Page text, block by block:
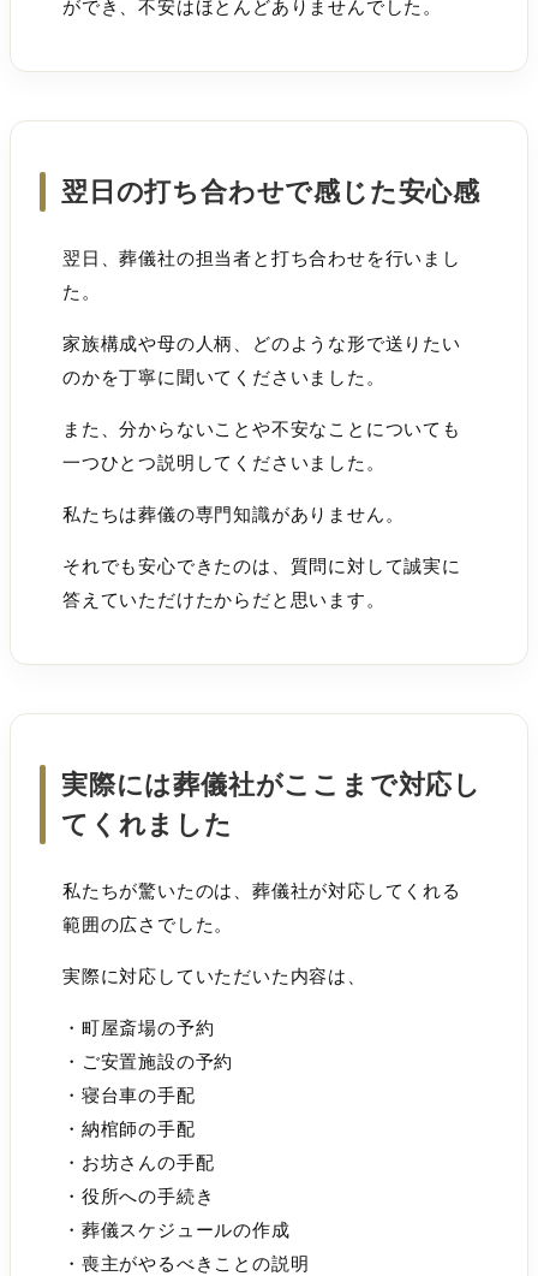
ができ、不安はほとんどありませんでした。
翌日の打ち合わせで感じた安心感
翌日、葬儀社の担当者と打ち合わせを行いまし
た。
家族構成や母の人柄、どのような形で送りたい
のかを丁寧に聞いてくださいました。
また、分からないことや不安なことについても
一つひとつ説明してくださいました。
私たちは葬儀の専門知識がありません。
それでも安心できたのは、質問に対して誠実に
答えていただけたからだと思います。
実際には葬儀社がここまで対応し
てくれました
私たちが驚いたのは、葬儀社が対応してくれる
範囲の広さでした。
実際に対応していただいた内容は、
・町屋斎場の予約
・ご安置施設の予約
・寝台車の手配
・納棺師の手配
・お坊さんの手配
・役所への手続き
・葬儀スケジュールの作成
・喪主がやるべきことの説明